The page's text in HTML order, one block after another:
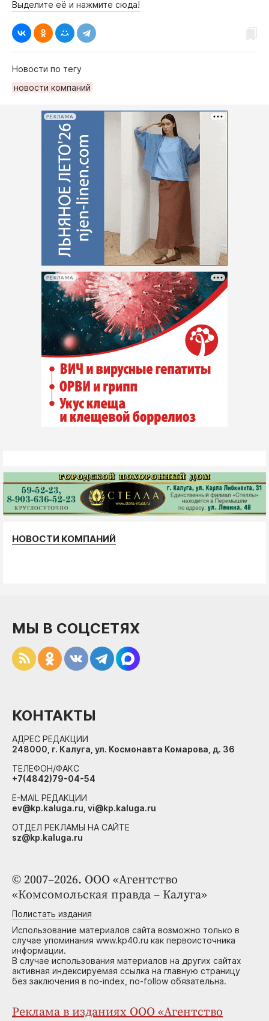
Выделите её и нажмите сюда!
Новости по тегу
новости компаний
РЕКЛАМА
РЕКЛАМА
НОВОСТИ КОМПАНИЙ
© 2007–2026. ООО «Агентство
«Комсомольская правда – Калуга»
Полистать издания
Использование материалов сайта возможно только в
случае упоминания www.kp40.ru как первоисточника
информации.
В случае использования материалов на других сайтах
активная индексируемая ссылка на главную страницу
без заключения в no-index, no-follow обязательна.
Реклама в изданиях ООО «Агентство
МЫ В СОЦСЕТЯХ
КОНТАКТЫ
АДРЕС РЕДАКЦИИ
248000, г. Калуга, ул. Космонавта Комарова, д. 36
ТЕЛЕФОН/ФАКС
+7(4842)79-04-54
E-MAIL РЕДАКЦИИ
ev@kp.kaluga.ru, vi@kp.kaluga.ru
ОТДЕЛ РЕКЛАМЫ НА САЙТЕ
sz@kp.kaluga.ru